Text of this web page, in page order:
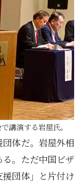
講演する岩屋氏。
体だ。岩屋外相
。ただ中国ビザ
団体」と片付け